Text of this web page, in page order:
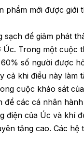
phẩm mới được
sạch để giảm phát
Trong một cuộc
số người được
cả khi điều này làm
cuộc khảo sát
để các cá nhân
điện của Úc và khí
tăng cao. Các